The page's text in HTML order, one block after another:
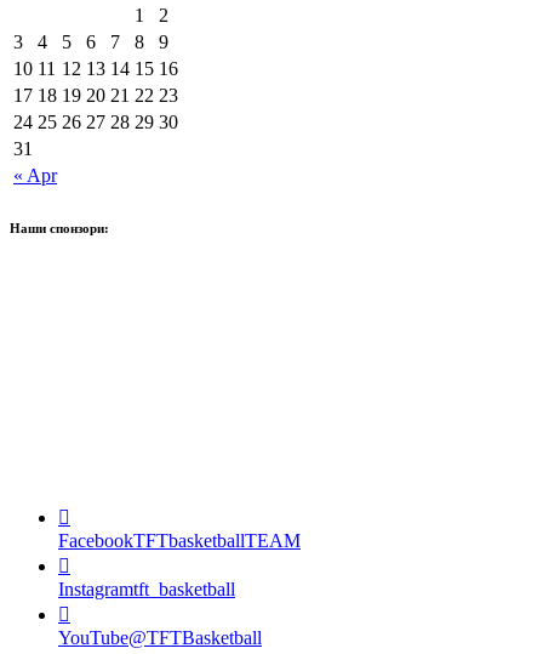
« Apr
1
2
3
4 5 6 7 8
9
10 11 12 13 14 15 16
17 18 19 20 21 22 23
24 25 26 27 28 29 30
31
Наши спонзори:
FacebookTFTbasketballTEAM
Instagramtft_basketball
YouTube@TFTBasketball